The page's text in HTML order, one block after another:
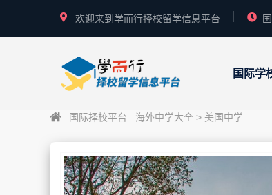
欢迎来到学而行择校留学信息平台
国际学
国际择校平台 海外中学大全 > 美国中学